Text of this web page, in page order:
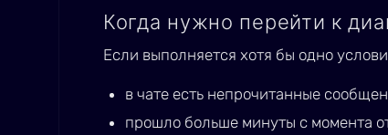
Когда нужно перейти к
Если выполняется хотя бы одно
в чате есть непрочитанные
прошло больше минуты с момента